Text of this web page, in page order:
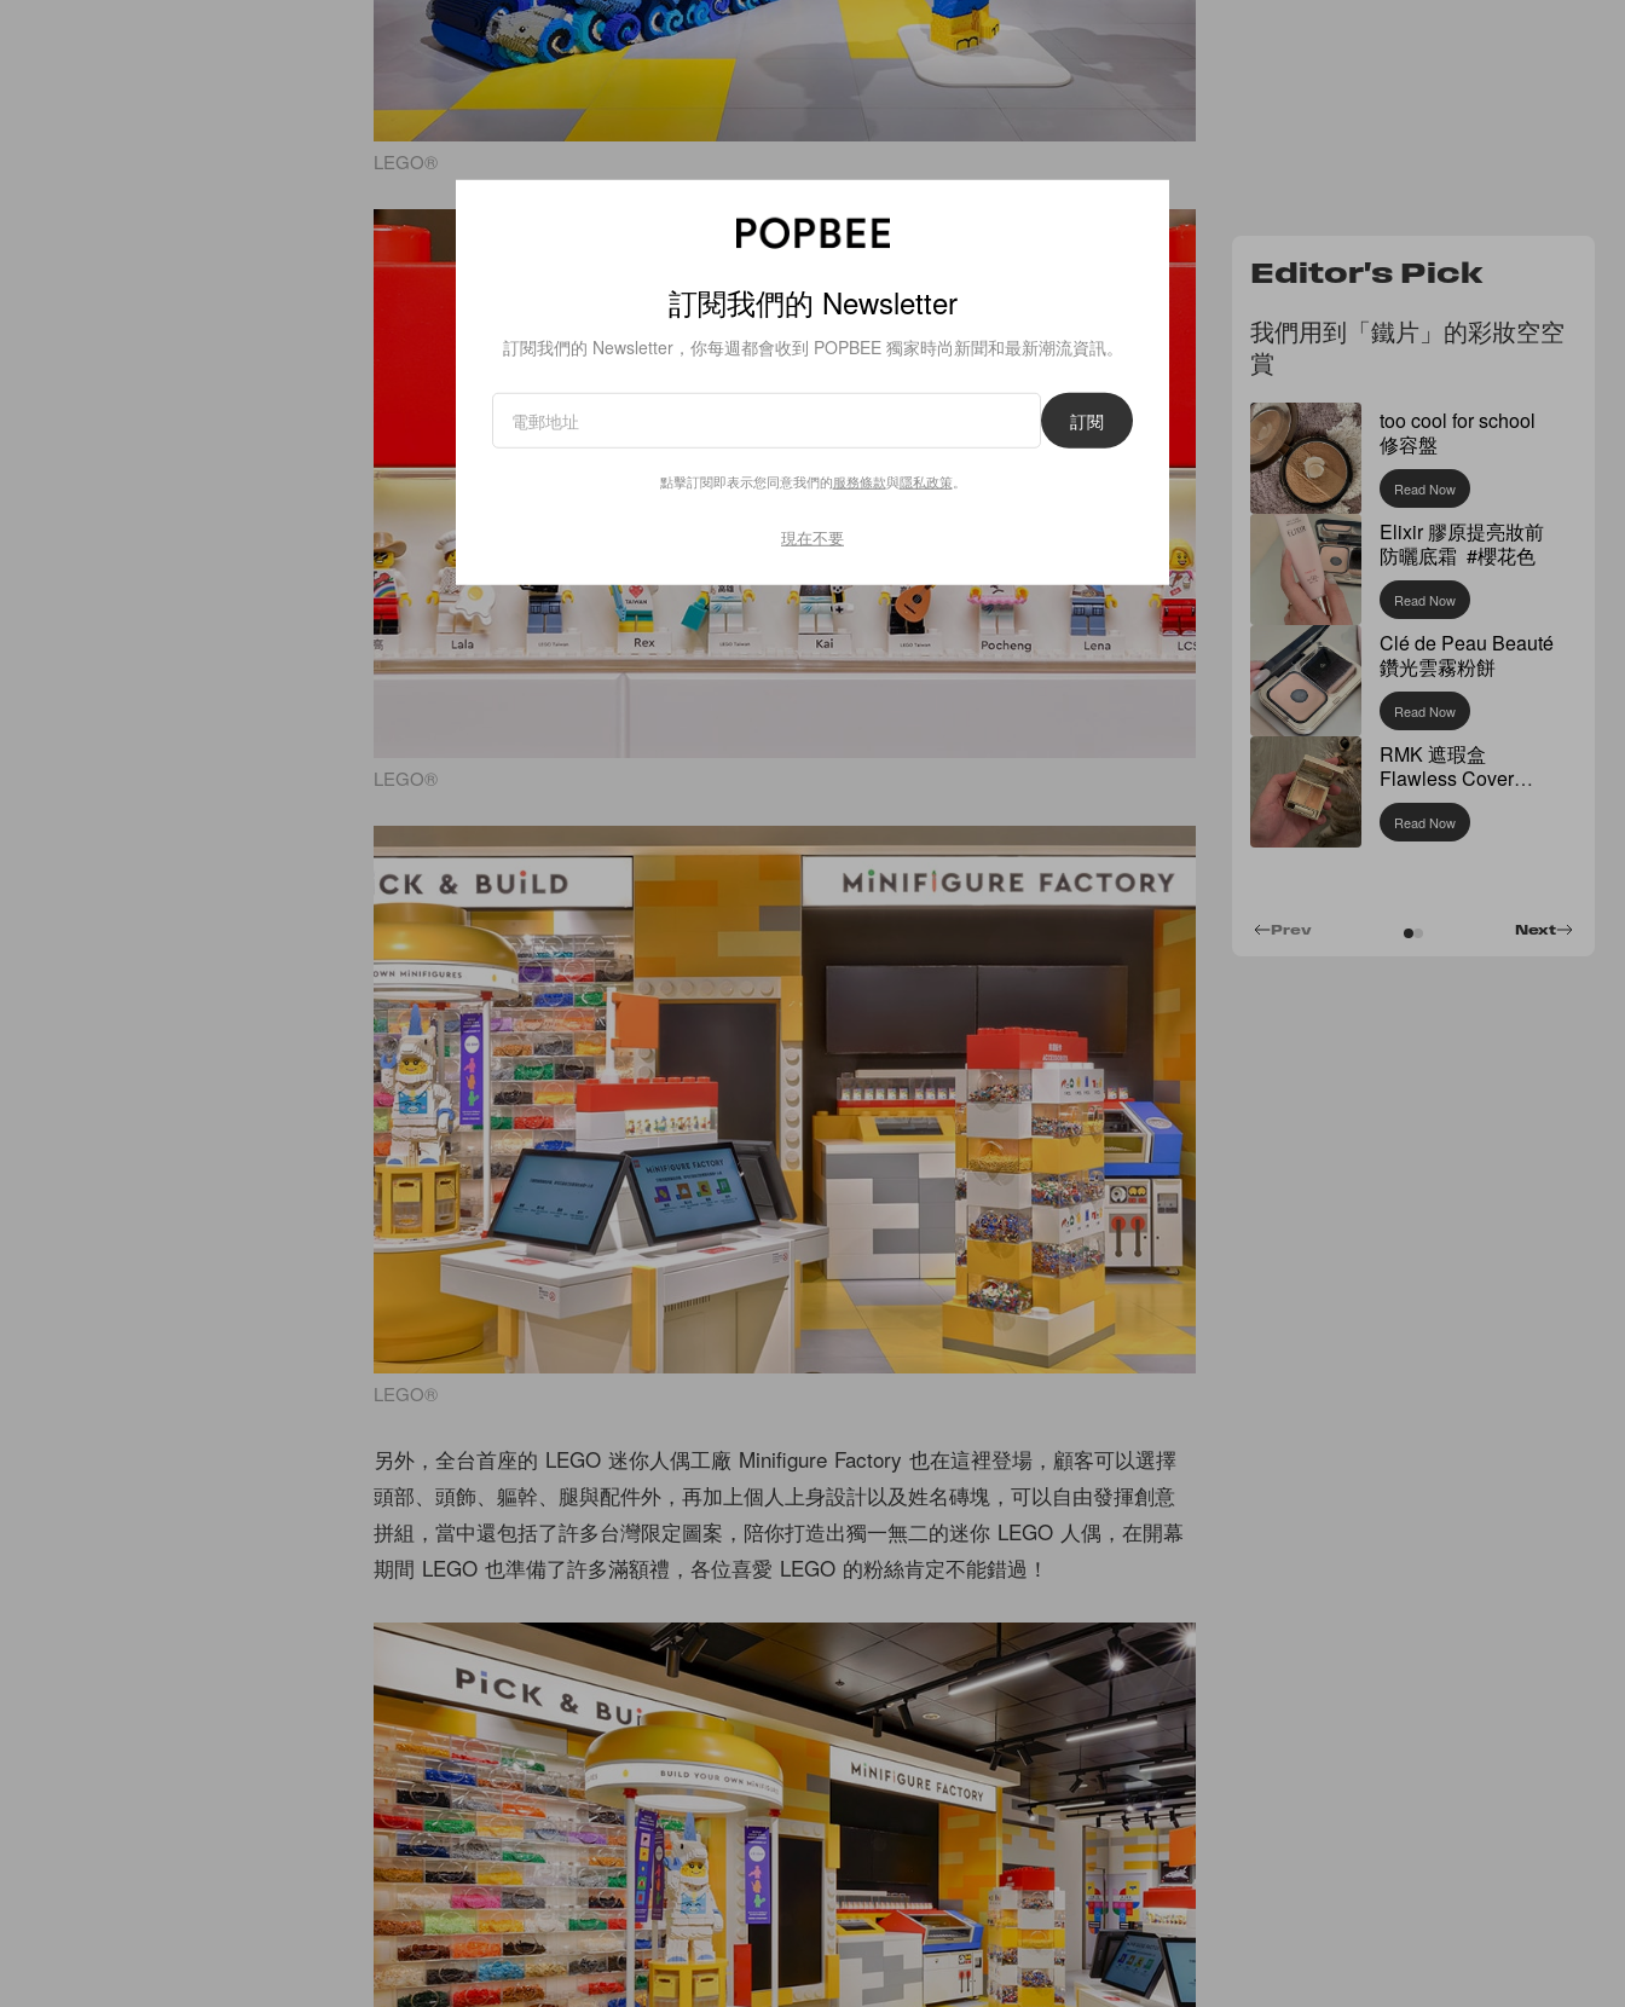
LEGO®
LEGO®
LEGO®
另外，全台首座的 LEGO 迷你人偶工廠 Minifigure Factory 也在這裡登場，顧客可以選擇
頭部、頭飾、軀幹、腿與配件外，再加上個人上身設計以及姓名磚塊，可以自由發揮創意
拼組，當中還包括了許多台灣限定圖案，陪你打造出獨一無二的迷你 LEGO 人偶，在開幕
期間 LEGO 也準備了許多滿額禮，各位喜愛 LEGO 的粉絲肯定不能錯過！
Editor's Pick
我們用到「鐵片」的彩妝空空
賞
too cool for school
修容盤
Read Now
Elixir 膠原提亮妝前
防曬底霜 #櫻花色
Read Now
Clé de Peau Beauté
鑽光雲霧粉餅
Read Now
RMK 遮瑕盒
Flawless Cover
Concealer
Read Now
Next
Prev
訂閱我們的 Newsletter
訂閱我們的 Newsletter，你每週都會收到 POPBEE 獨家時尚新聞和最新潮流資訊。
訂閱
點擊訂閱即表示您同意我們的服務條款與隱私政策。
現在不要